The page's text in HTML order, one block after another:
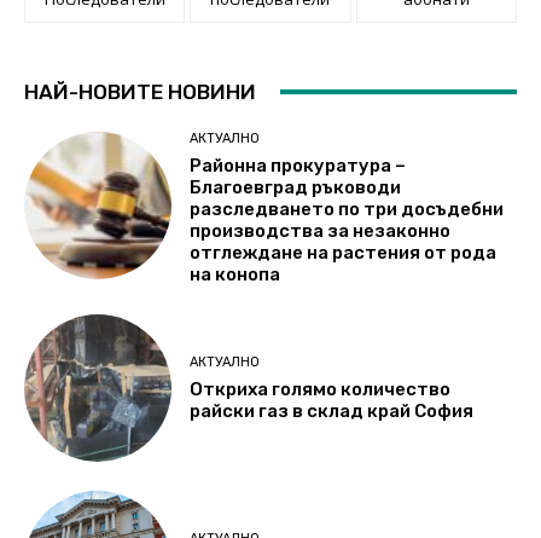
НАЙ-НОВИТЕ НОВИНИ
АКТУАЛНО
Районна прокуратура –
Благоевград ръководи
разследването по три досъдебни
производства за незаконно
отглеждане на растения от рода
на конопа
АКТУАЛНО
Откриха голямо количество
райски газ в склад край София